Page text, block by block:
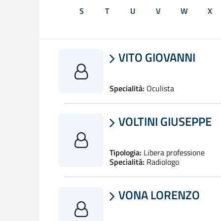
S T U V W X
 VITO GIOVANNI
Specialità: Oculista
 VOLTINI GIUSEPPE
Tipologia: Libera professione
Specialità: Radiologo
 VONA LORENZO